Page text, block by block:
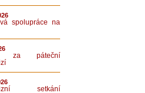
spolupráce na
za páteční
setkání